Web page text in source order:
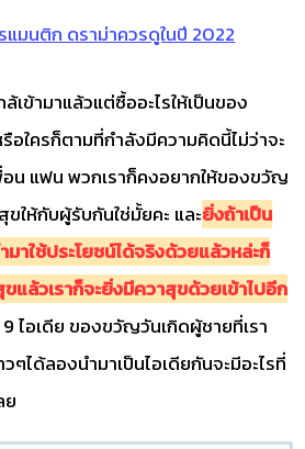
แมนติก ดราม่าควรดูในปี 2022
ข้ามาแล้วแต่ซื้ออะไรให้เป็นของ
ใครก็ตามที่กำลังมีความคิดนี้ไม่ว่าจะ
น แฟน พวกเราก็คงอยากให้ของขวัญ
ให้กับผู้รับกันใช่มั้ยคะ และยิ่งถ้าเป็น
าใช้ประโยชน์ได้จริงด้วยแล้วหล่ะก็
แล้วเราก็จะยิ่งมีควาสุขด้วยเข้าไปอีก
ไอเดีย ของขวัญวันเกิดผู้ชายที่เรา
ๆได้ลองนำมาเป็นไอเดียกันจะมีอะไรที่
ย